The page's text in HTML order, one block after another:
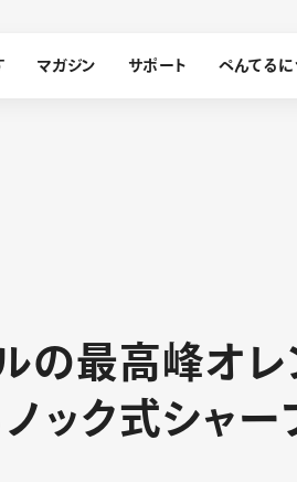
マガジン サポート ぺんてる
オレンズ
メッセージ
採用情報
運営会社
の最高峰オ レ
ノ ック式シャー